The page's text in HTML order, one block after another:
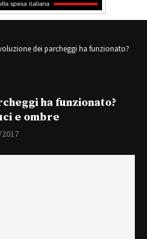
dei parcheggi ha funzionato?
ha funzionato?
e ombre